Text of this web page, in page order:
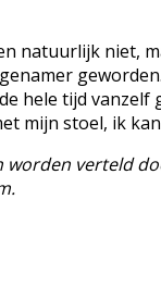
natuurlijk niet,
hele tijd
mijn stoel, ik
worden verteld